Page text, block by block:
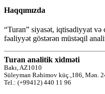
Haqqımızda
“Turan” siyasət, iqtisadiyyat və
fəaliyyət göstərən müstəqil
Turan analitik xidməti
Bakı, AZ1010
Süleyman Rəhimov küç.,186, Mən.
Tel.: (+99412) 440 11 96